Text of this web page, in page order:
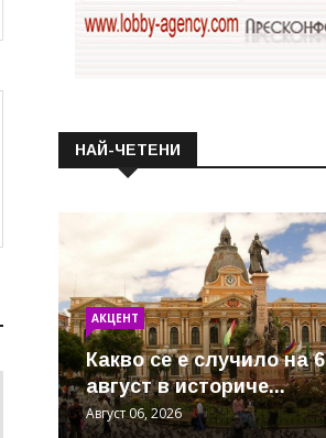
НАЙ-ЧЕТЕНИ
АКЦЕНТ
Какво се е случило на 6
август в историче...
Август 06, 2026